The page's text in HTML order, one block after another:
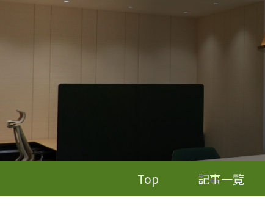
Top 記事一覧